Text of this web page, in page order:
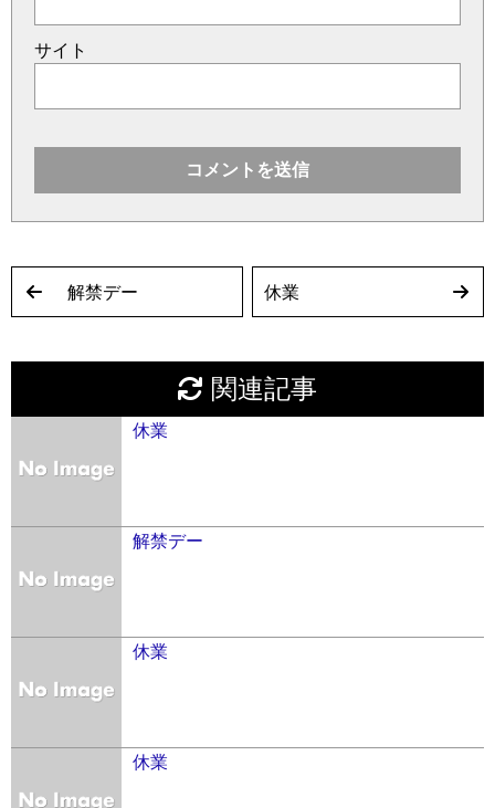
サイト
解禁デー 休業
関連記事
休業
解禁デー
休業
休業